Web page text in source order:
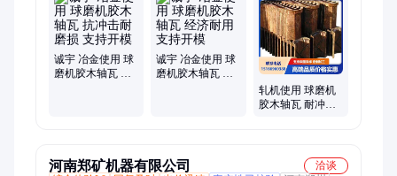
沉淀池、护辊颈、聚乙烯、铺路板、耐磨板、酸洗槽、养殖箱、
全新料pp、地沟盖板、消防储水、尼龙衬板、化工管道
诚宇 冶金使用 球
磨机胶木轴瓦 抗
诚宇 冶金使用 球
磨机胶木轴瓦 经
轧机使用 球磨机
胶木轴瓦 耐冲击
河南郑矿机器有限公司
洽谈